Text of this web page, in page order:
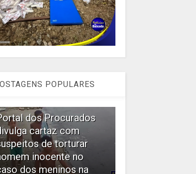
POPULARES
dos Procurados
cartaz com
de torturar
inocente no
dos meninos na